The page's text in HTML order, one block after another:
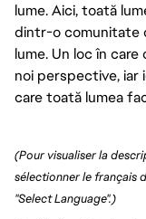
lume. Aici, toată
dintr-o comunitate
lume. Un loc în
noi perspective, iar
care toată lumea
(Pour visualiser la
sélectionner le français
"Select Language".)